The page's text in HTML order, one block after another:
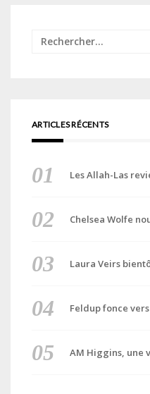
Rechercher :
ARTICLES RÉCENTS
Les Allah-Las
Chelsea Wolfe
Laura Veirs
Feldup fonce
AM Higgins, une